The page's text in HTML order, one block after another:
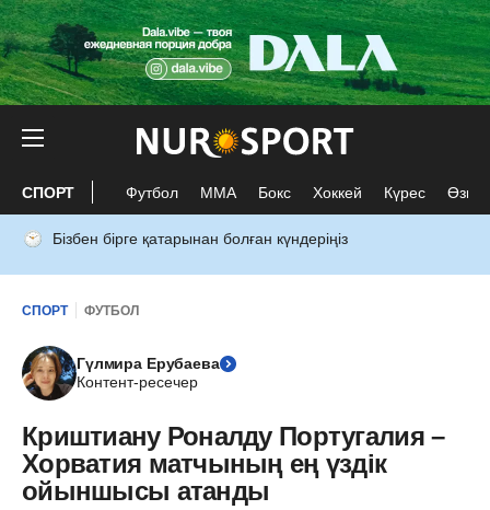
СПОРТ Футбол ММА Бокс Хоккей Күрес Өзге
Бізбен бірге қатарынан болған күндеріңіз
СПОРТ ФУТБОЛ
Гүлмира Ерубаева
Контент-ресечер
Криштиану Роналду Португалия –
Хорватия матчының ең үздік
ойыншысы атанды